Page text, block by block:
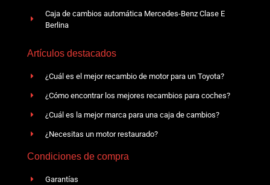
Caja de cambios automática Mercedes-Benz Clase E
Berlina
Artículos destacados
¿Cuál es el mejor recambio de motor para un Toyota?
¿Cómo encontrar los mejores recambios para coches?
¿Cuál es la mejor marca para una caja de cambios?
¿Necesitas un motor restaurado?
Condiciones de compra
Garantías